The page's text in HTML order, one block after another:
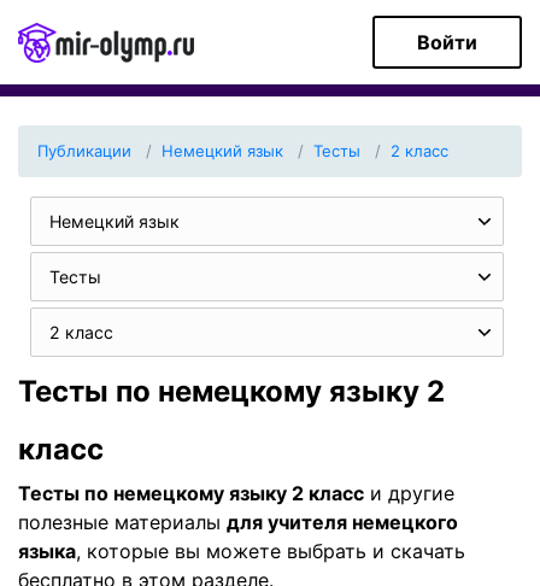
Войти
Публикации Немецкий язык Тесты 2 класс
Немецкий язык
Тесты
2 класс
Тесты по немецкому языку 2
класс
Тесты по немецкому языку 2 класс и другие
полезные материалы для учителя немецкого
языка, которые вы можете выбрать и скачать
бесплатно в этом разделе.